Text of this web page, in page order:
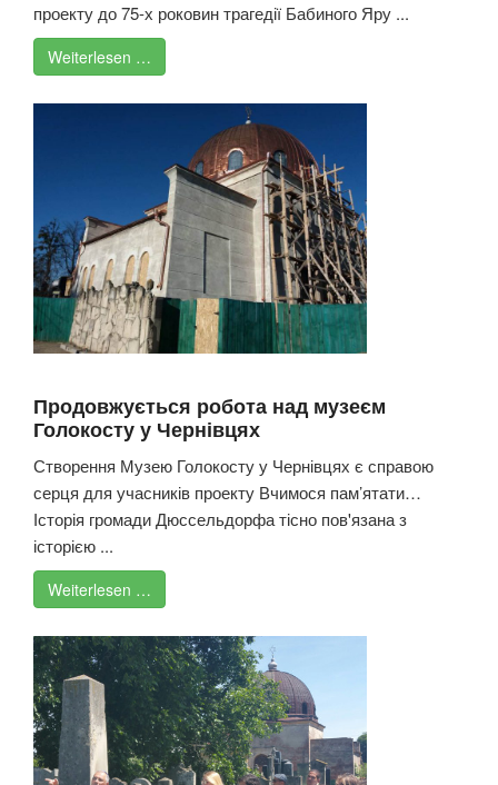
проекту до 75-х роковин трагедії Бабиного Яру ...
Weiterlesen …
Продовжується робота над музеєм
Голокосту у Чернівцях
Створення Музею Голокосту у Чернівцях є справою
серця для учасників проекту Вчимося пам’ятати…
Історія громади Дюссельдорфа тісно пов'язана з
історією ...
Weiterlesen …